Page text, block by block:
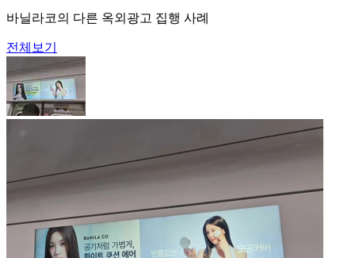
바닐라코의 다른 옥외광고 집행 사례
전체보기